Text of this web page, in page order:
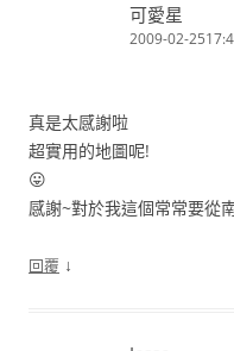
可愛星
2009-02-
真是太感謝啦
超實用的地圖呢!
😛
感謝~對於我這個常常要從
回覆 ↓